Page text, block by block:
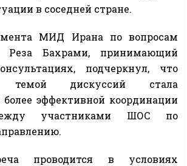
в соседней стране.
МИД Ирана по вопросам
Бахрами, принимающий
подчеркнул, что
темой дискуссий стала
более эффективной координации
участниками ШОС по
проводится в условиях